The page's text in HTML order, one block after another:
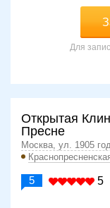
Для
Открытая
Пресне
Москва, ул. 1905
5 5